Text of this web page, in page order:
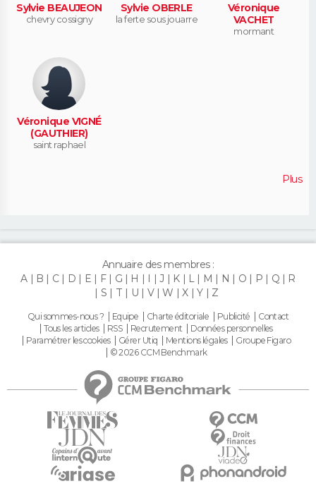
Sylvie BEAUJEON
chevry cossigny
Sylvie OBERLE
la ferte sous jouarre
Véronique
VACHET
mormant
Véronique VIGNÉ
(GAUTHIER)
saint raphael
Plus
Annuaire des membres :
A
B C D E F G H I J K L M N O P Q
R
S
T U V W X Y Z
Qui sommes-nous ? Equipe Charte éditoriale Publicité
Contact
Tous les articles
RSS Recrutement
Données personnelles
Paramétrer les cookies
Gérer Utiq Mentions légales
Groupe Figaro
© 2026 CCM Benchmark